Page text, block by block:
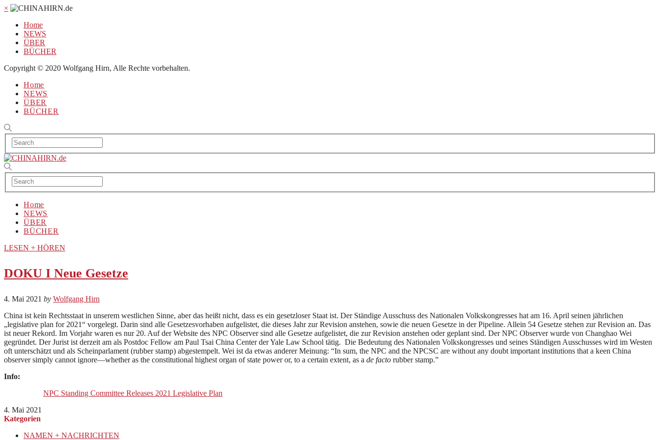
×
Home
NEWS
ÜBER
BÜCHER
Copyright © 2020 Wolfgang Hirn, Alle Rechte vorbehalten.
Home
NEWS
ÜBER
BÜCHER
Home
NEWS
ÜBER
BÜCHER
LESEN + HÖREN
DOKU I Neue Gesetze
4. Mai 2021 by Wolfgang Hirn
China ist kein Rechtsstaat in unserem westlichen Sinne, aber das heißt nicht, dass es ein gesetzloser Staat ist. Der Ständige Ausschuss des Nationalen Volkskongresses hat am 16. April seinen jährlichen
„legislative plan for 2021“ vorgelegt. Darin sind alle Gesetzesvorhaben aufgelistet, die dieses Jahr zur Revision anstehen, sowie die neuen Gesetze in der Pipeline. Allein 54 Gesetze stehen zur Revision an. Das
ist neuer Rekord. Im Vorjahr waren es nur 20. Auf der Website des NPC Observer sind alle Gesetze aufgelistet, die zur Revision anstehen oder geplant sind. Der NPC Observer wurde von Changhao Wei
gegründet. Der Jurist ist derzeit am als Postdoc Fellow am Paul Tsai China Center der Yale Law School tätig. Die Bedeutung des Nationalen Volkskongresses und seines Ständigen Ausschusses wird im Westen
oft unterschätzt und als Scheinparlament (rubber stamp) abgestempelt. Wei ist da etwas anderer Meinung: “In sum, the NPC and the NPCSC are without any doubt important institutions that a keen China
observer simply cannot ignore—whether as the constitutional highest organ of state power or, to a certain extent, as a de facto rubber stamp.”
Info:
NPC Standing Committee Releases 2021 Legislative Plan
4. Mai 2021
Kategorien
NAMEN + NACHRICHTEN